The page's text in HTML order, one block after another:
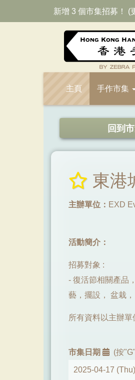
新增 3 個市集招募！ (
主頁 手作市集
回到
東港
主辦單位： EXD
活動簡介：
招募對象 :
- 復活節相關產品
藝，擺設， 盆栽
所有資料以主辦單
市集日期 (按
2025-04-17